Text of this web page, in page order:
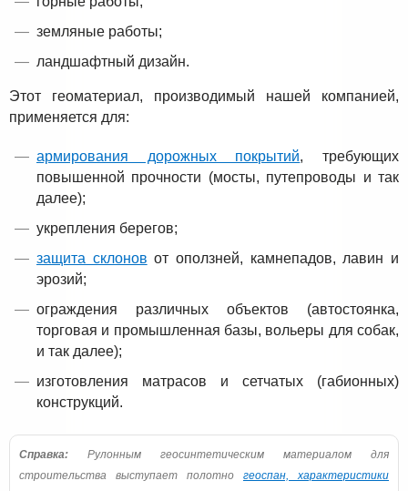
земляные работы;
ландшафтный дизайн.
Этот геоматериал, производимый нашей компанией,
применяется для:
армирования дорожных покрытий, требующих
повышенной прочности (мосты, путепроводы и так
далее);
укрепления берегов;
защита склонов от оползней, камнепадов, лавин и
эрозий;
ограждения различных объектов (автостоянка,
торговая и промышленная базы, вольеры для собак,
и так далее);
изготовления матрасов и сетчатых (габионных)
конструкций.
Справка: Рулонным геосинтетическим материалом для
строительства выступает полотно геоспан, характеристики